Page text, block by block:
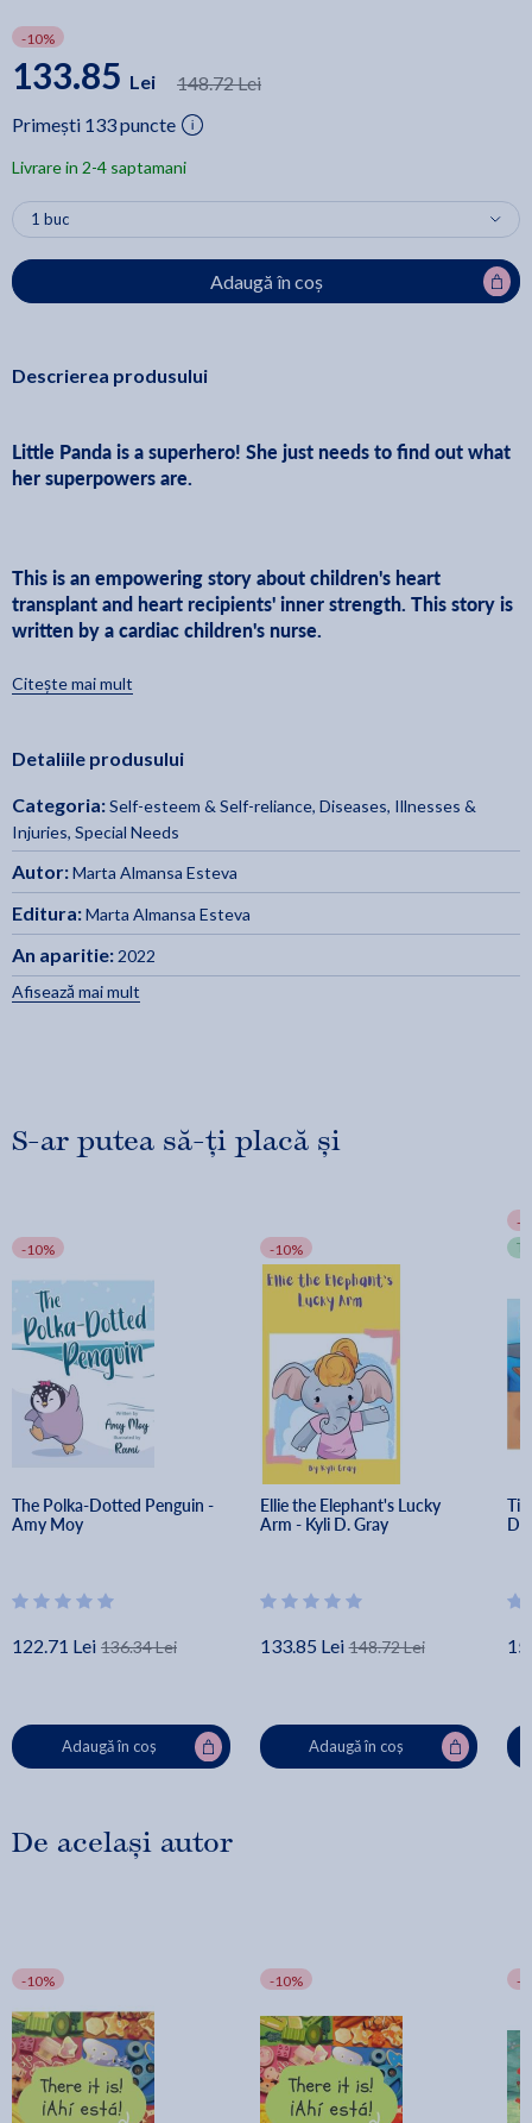
-10%
133.85 Lei
148.72 Lei
Primești 133 puncte
Livrare in 2-4 saptamani
Adaugă în coș
Descrierea produsului
Little Panda is a superhero! She just needs to find out what
her superpowers are.
This is an empowering story about children's heart
transplant and heart recipients' inner strength. This story is
written by a cardiac children's nurse.
children aged 2 to 7 years old
soon be immersed in this story aboutcourage and self-
confidence.
This book includesimages of real-life tools and materials
used by healthcare professionals (blood pressure
monitor, electrocardiogram (ECG), thermometer, pulse
Will you help Little Panda find her superpowers?
Citește mai mult
Detaliile produsului
Categoria:Self-esteem & Self-reliance, Diseases, Illnesses &
Injuries, Special Needs
Autor:Marta Almansa Esteva
Editura:Marta Almansa Esteva
An aparitie: 2022
Afisează mai mult
S-ar putea să-ți placă și
-10%
The Polka-Dotted Penguin -
Amy Moy
122.71 Lei 136.34 Lei
Adaugă în coș
-10%
Ellie the Elephant's Lucky
Arm - Kyli D. Gray
133.85 Lei 148.72 Lei
Adaugă în coș
-
De același autor
-10% -10% -